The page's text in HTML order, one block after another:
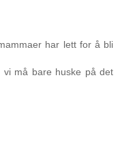
har lett for å bli
vi må bare huske på det